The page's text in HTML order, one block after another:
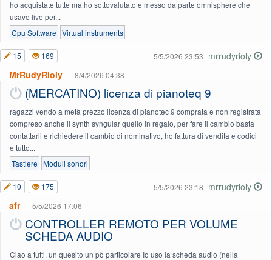
ho acquistate tutte ma ho sottovalutato e messo da parte omnisphere che
usavo live per...
Cpu Software Virtual instruments
mrrudyrioly
5/5/2026 23:53
15 169
MrRudyRioly 8/4/2026 04:38
(MERCATINO) licenza di pianoteq 9
ragazzi vendo a metà prezzo licenza di pianotec 9 comprata e non registrata
compreso anche il synth syngular quello in regalo, per fare il cambio basta
contattarli e richiedere il cambio di nominativo, ho fattura di vendita e codici
e tutto...
Tastiere Moduli sonori
mrrudyrioly
5/5/2026 23:18
10 175
afr 5/5/2026 17:06
CONTROLLER REMOTO PER VOLUME
SCHEDA AUDIO
Ciao a tutti, un quesito un pò particolare Io uso la scheda audio (nella